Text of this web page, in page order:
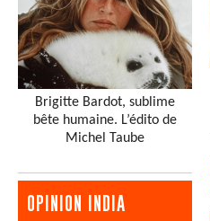
Brigitte Bardot, sublime
bête humaine. L’édito de
Michel Taube
OPINION INDIA